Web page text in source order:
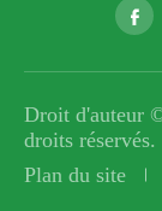

Droit d'auteur
droits réservés.
Plan du site